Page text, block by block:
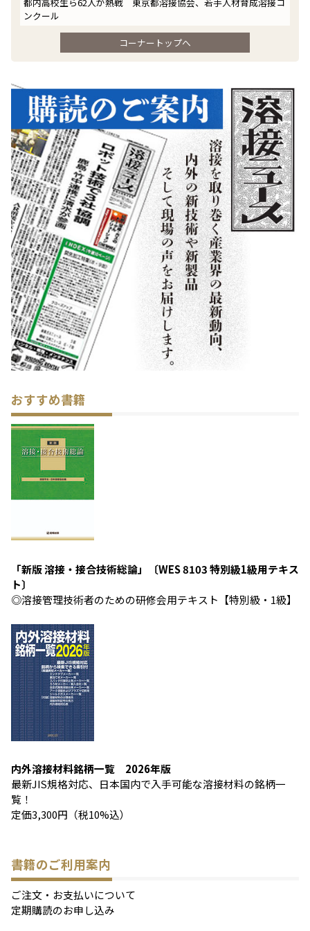
都内高校生ら62人が熱戦 東京都溶接協会、若手人材育成溶接コ
ンクール
コーナートップへ
おすすめ書籍
「新版 溶接・接合技術総論」〔WES 8103 特別級1級用テキス
ト〕
◎溶接管理技術者のための研修会用テキスト【特別級・1級】
内外溶接材料銘柄一覧 2026年版
最新JIS規格対応、日本国内で入手可能な溶接材料の銘柄一
覧！
定価3,300円（税10%込）
書籍のご利用案内
ご注文・お支払いについて
定期購読のお申し込み